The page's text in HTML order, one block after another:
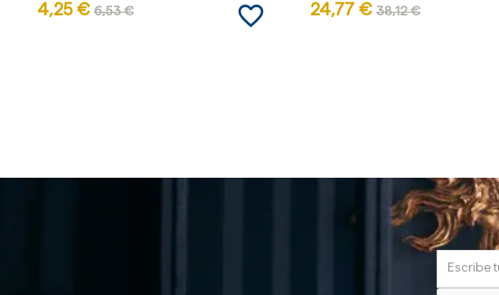
4,25 € 6,53 € favorite_border 24,77 € 38,12 €